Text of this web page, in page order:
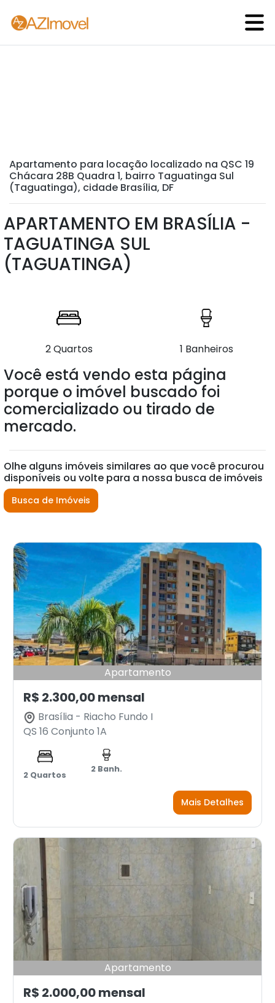
Apartamento para locação localizado na QSC 19
Chácara 28B Quadra 1, bairro Taguatinga Sul
(Taguatinga), cidade Brasília, DF
APARTAMENTO EM BRASÍLIA -
TAGUATINGA SUL
(TAGUATINGA)
2 Quartos 1 Banheiros
Você está vendo esta página
porque o imóvel buscado foi
comercializado ou tirado de
mercado.
Olhe alguns imóveis similares ao que você procurou
disponíveis ou volte para a nossa busca de imóveis
Busca de Imóveis
Apartamento
R$ 2.300,00 mensal
Brasília - Riacho Fundo I
QS 16 Conjunto 1A
2 Quartos
2 Banh.
Mais Detalhes
Apartamento
R$ 2.000,00 mensal